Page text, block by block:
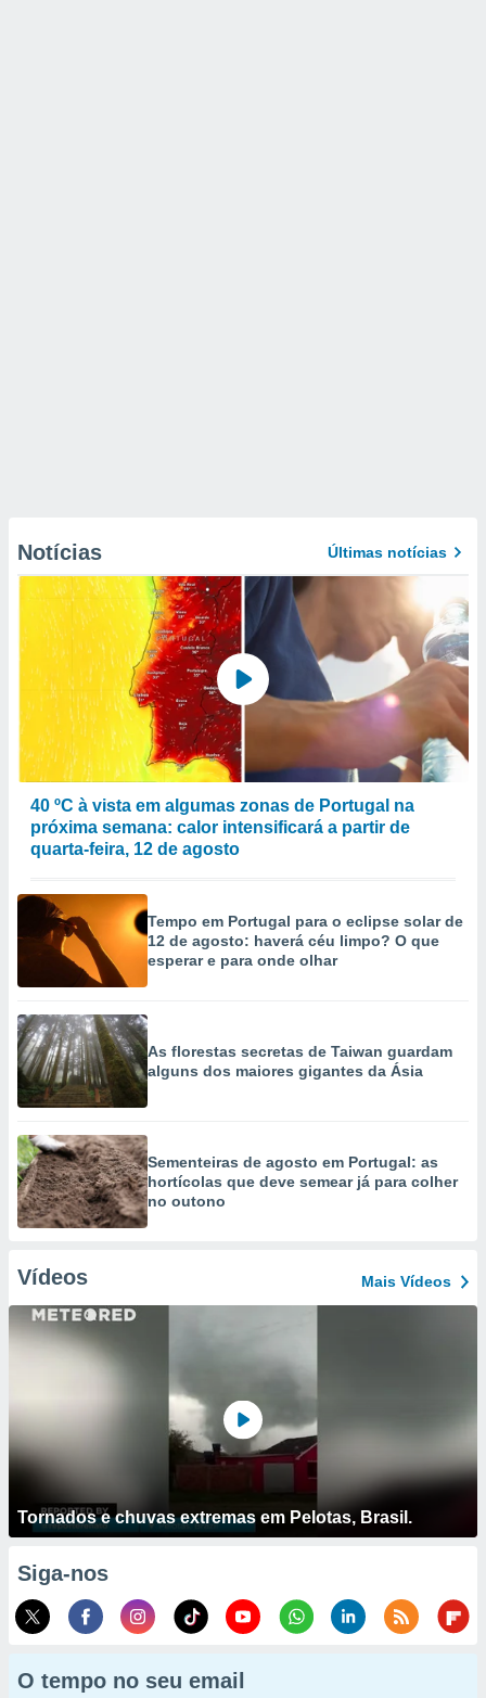
Notícias Últimas notícias
40 ºC à vista em algumas zonas de Portugal na
próxima semana: calor intensificará a partir de
quarta-feira, 12 de agosto
Tempo em Portugal para o eclipse solar de
12 de agosto: haverá céu limpo? O que
esperar e para onde olhar
As florestas secretas de Taiwan guardam
alguns dos maiores gigantes da Ásia
Sementeiras de agosto em Portugal: as
hortícolas que deve semear já para colher
no outono
Vídeos Mais Vídeos
Tornados e chuvas extremas em Pelotas, Brasil.
Siga-nos
O tempo no seu email